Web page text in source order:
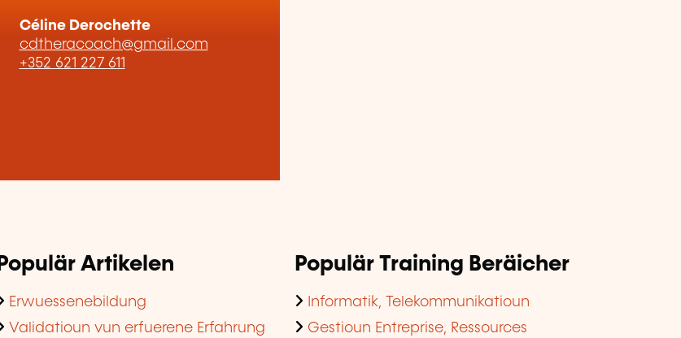
Céline Derochette
cdtheracoach@gmail.com
+352 621 227 611
Populär Artikelen
Erwuessenebildung
Validatioun vun erfuerene Erfahrung
Populär Training Beräicher
Informatik, Telekommunikatioun
Gestioun Entreprise, Ressources